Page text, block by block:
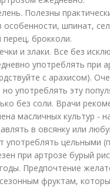
Полезны
особенности, шпинат,
перец, брокколи.
и злаки. Все без
употреблять при
с арахисом).
употреблять эту
без соли. Врачи
масличных культур -
в овсянку или
употреблять цельными
при артрозе бурый
Предпочтение
фруктам,